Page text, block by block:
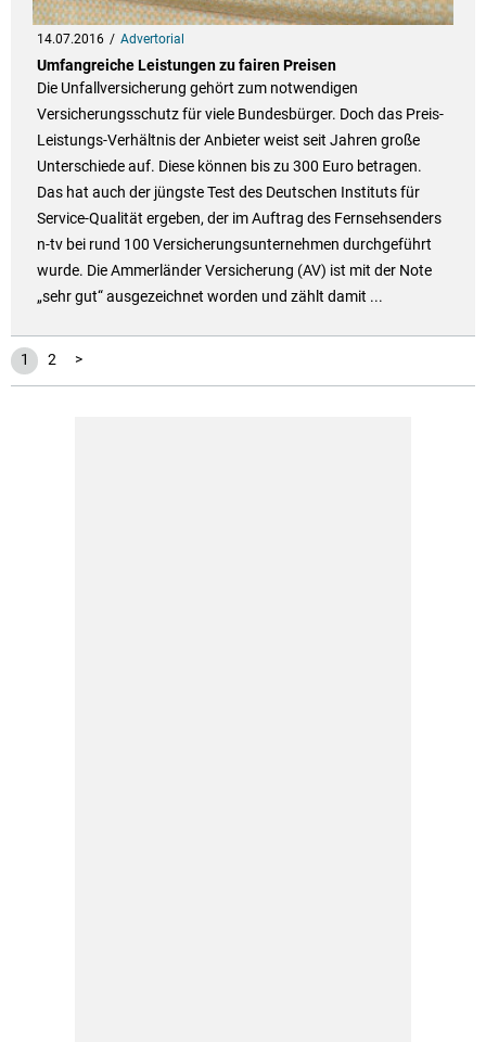
14.07.2016 Advertorial
Umfangreiche Leistungen zu fairen Preisen
Die Unfallversicherung gehört zum notwendigen
Versicherungsschutz für viele Bundesbürger. Doch das Preis-
Leistungs-Verhältnis der Anbieter weist seit Jahren große
Unterschiede auf. Diese können bis zu 300 Euro betragen.
Das hat auch der jüngste Test des Deutschen Instituts für
Service-Qualität ergeben, der im Auftrag des Fernsehsenders
n-tv bei rund 100 Versicherungsunternehmen durchgeführt
wurde. Die Ammerländer Versicherung (AV) ist mit der Note
„sehr gut“ ausgezeichnet worden und zählt damit ...
1 2 >